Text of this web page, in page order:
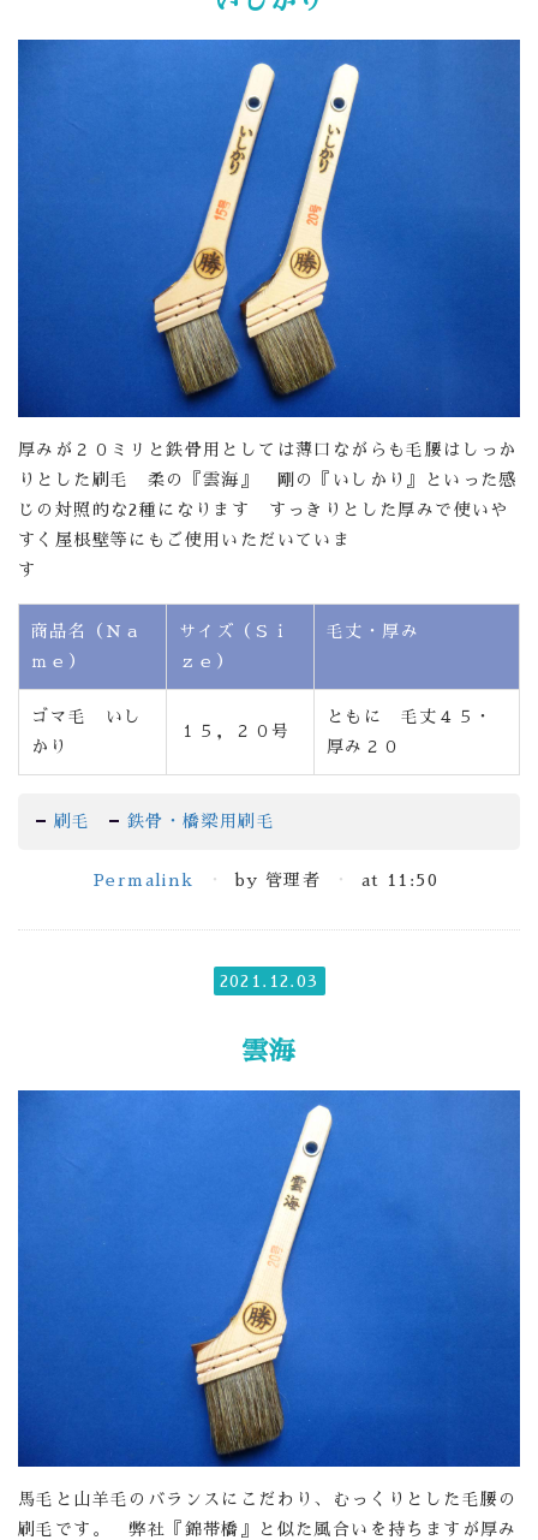
厚みが２０ミリと鉄骨用としては薄口ながらも毛腰はしっか
りとした刷毛 柔の『雲海』 剛の『いしかり』といった感
じの対照的な2種になります すっきりとした厚みで使いや
すく屋根壁等にもご使用いただいていま
す
商品名（Ｎａ
ｍｅ）
サイズ（Ｓｉ
ｚｅ）
毛丈・厚み
ゴマ毛 いし
かり
１５，２０号
ともに 毛丈４５・
厚み２０
刷毛 鉄骨・橋梁用刷毛
Permalink by 管理者 at 11:50
2021.12.03
雲海
馬毛と山羊毛のバランスにこだわり、むっくりとした毛腰の
刷毛です。 弊社『錦帯橋』と似た風合いを持ちますが厚み